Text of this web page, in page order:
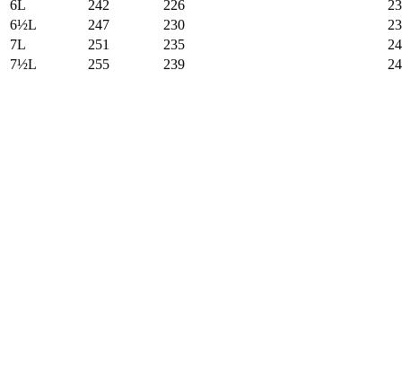
6L
242 226
6½L
247 230
7L
251 235
7½L
255 239